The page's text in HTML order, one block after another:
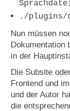
./plugins/
Nun müssen
Dokumentation
in der
Die Subsite
Frontend und
und der Autor
die